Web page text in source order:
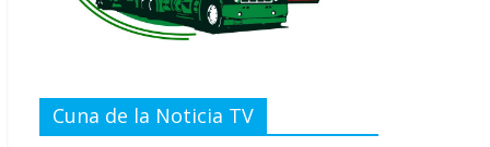
Cuna de la Noticia TV